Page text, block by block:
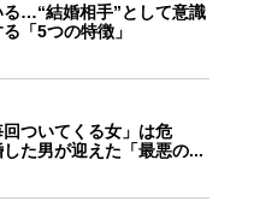
…“結婚相手”として意識
「5つの特徴」
回ついてくる女」は危
た男が迎えた「最悪の...